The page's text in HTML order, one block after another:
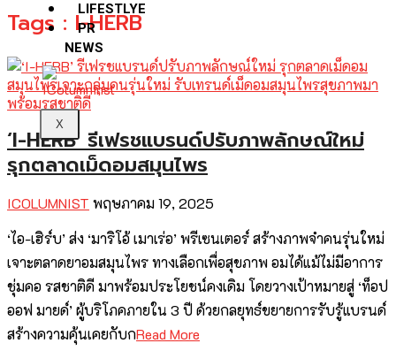
LIFESTLYE
PR
NEWS
X
Tags : I-HERB
‘I-HERB’ รีเฟรชแบรนด์ปรับภาพลักษณ์ใหม่
รุกตลาดเม็ดอมสมุนไพร
ICOLUMNIST พฤษภาคม 19, 2025
‘ไอ-เฮิร์บ’ ส่ง ‘มาริโอ้ เมาเร่อ’ พรีเซนเตอร์ สร้างภาพจำคนรุ่นใหม่
เจาะตลาดยาอมสมุนไพร ทางเลือกเพื่อสุขภาพ อมได้แม้ไม่มีอาการ
ชุ่มคอ รสชาติดี มาพร้อมประโยชน์คงเดิม โดยวางเป้าหมายสู่ ‘ท็อป
ออฟ มายด์’ ผู้บริโภคภายใน 3 ปี ด้วยกลยุทธ์ขยายการรับรู้แบรนด์
สร้างความคุ้นเคยกับกRead More